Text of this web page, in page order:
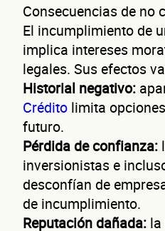
Consecuencias de no
El incumplimiento de
implica intereses
legales. Sus efectos
Historial negativo:
Crédito limita
futuro.
Pérdida de confianza:
inversionistas e
desconfían de
de incumplimiento.
Reputación dañada:
Autorización inmediata